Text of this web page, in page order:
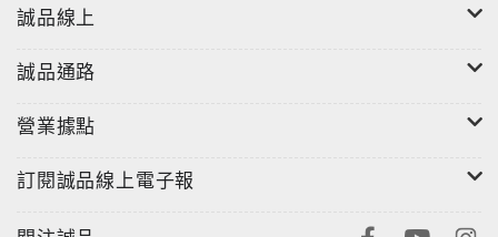
誠品線上
誠品通路
營業據點
訂閱誠品線上電子報